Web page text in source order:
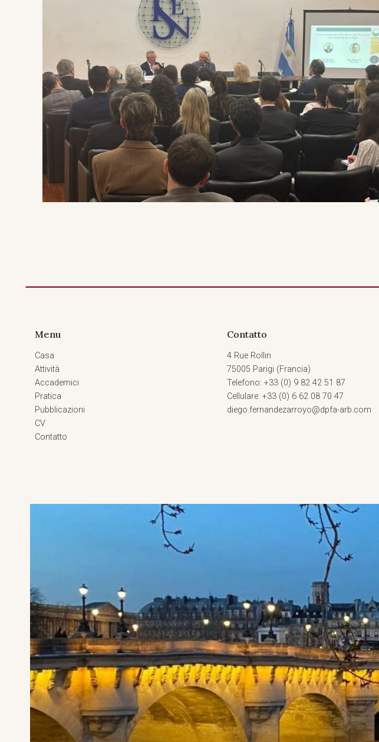
Menu
Casa
Attività
Accademici
Pratica
Pubblicazioni
CV
Contatto
Contatto
4 Rue Rollin
75005 Parigi (Francia)
Telefono: +33 (0) 9 82 42 51 87
Cellulare: +33 (0) 6 62 08 70 47
diego.fernandezarroyo@dpfa-arb.com